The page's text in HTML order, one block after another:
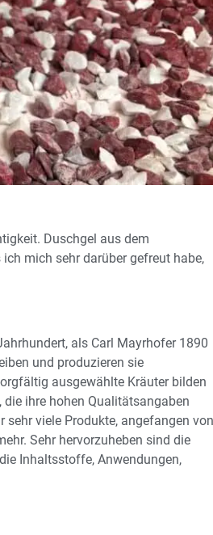
Duschgel aus dem
mich sehr darüber gefreut habe,
als Carl Mayrhofer 1890
und produzieren sie
ausgewählte Kräuter bilden
ihre hohen Qualitätsangaben
viele Produkte, angefangen von
Sehr hervorzuheben sind die
Inhaltsstoffe, Anwendungen,